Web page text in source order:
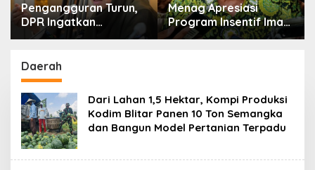
Pengangguran Turun,
DPR Ingatkan
Pentingnya
Pekerjaan yang Layak
Menag Apresiasi
Program Insentif Imam
Masjid di Jatim, DMI
Daerah
Dari Lahan 1,5 Hektar, Kompi Produksi
Kodim Blitar Panen 10 Ton Semangka
dan Bangun Model Pertanian Terpadu